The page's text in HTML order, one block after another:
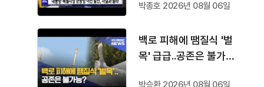
박종호 2026년 08월 06일
백로 피해에 땜질식 '벌
목' 급급..공존은 불가
박승환 2026년 08월 06일